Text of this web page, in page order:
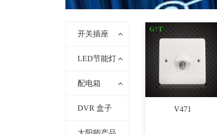
开关插座
LED节能灯
配电箱
DVR 盒子 V471